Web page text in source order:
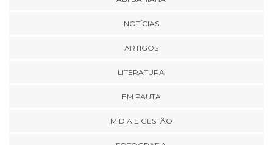
NOTÍCIAS
ARTIGOS
LITERATURA
EM PAUTA
MÍDIA E GESTÃO